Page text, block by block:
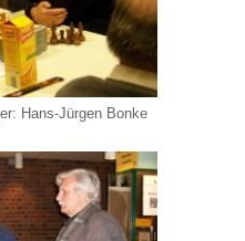
Hans-Jürgen Bonke